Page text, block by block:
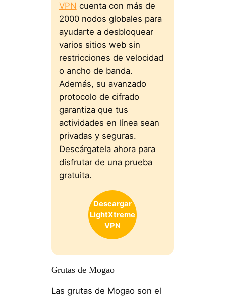
VPN cuenta con más de
2000 nodos globales para
ayudarte a desbloquear
varios sitios web sin
restricciones de velocidad
o ancho de banda.
Además, su avanzado
protocolo de cifrado
garantiza que tus
actividades en línea sean
privadas y seguras.
Descárgatela ahora para
disfrutar de una prueba
gratuita.
Descargar
LightXtreme
VPN
Grutas de Mogao
Las grutas de Mogao son el